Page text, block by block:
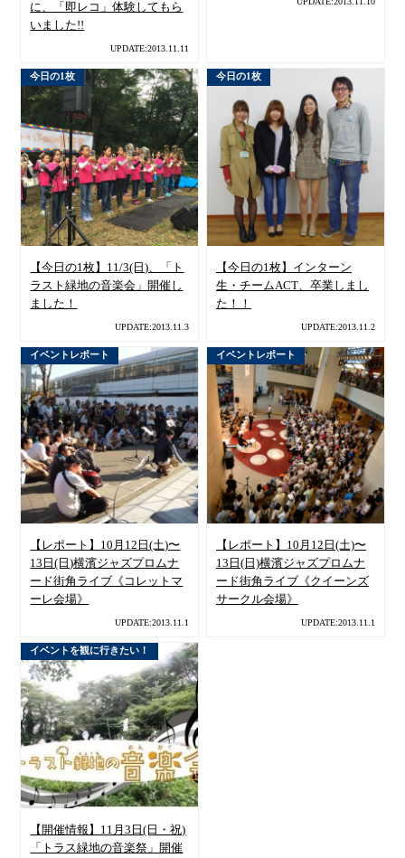
に、「即レコ」体験してもら
いました!!
UPDATE:2013.11.11
今日の1枚
【今日の1枚】11/3(日)、「ト
ラスト緑地の音楽会」開催し
ました！
UPDATE:2013.11.3
今日の1枚
【今日の1枚】インターン
生・チームACT、卒業しまし
た！！
UPDATE:2013.11.2
イベントレポート
【レポート】10月12日(土)〜
13日(日)横濱ジャズプロムナ
ード街角ライブ《コレットマ
ーレ会場》
UPDATE:2013.11.1
イベントレポート
【レポート】10月12日(土)〜
13日(日)横濱ジャズプロムナ
ード街角ライブ《クイーンズ
サークル会場》
UPDATE:2013.11.1
イベントを観に行きたい！
【開催情報】11月3日(日・祝)
「トラス緑地の音楽祭」開催